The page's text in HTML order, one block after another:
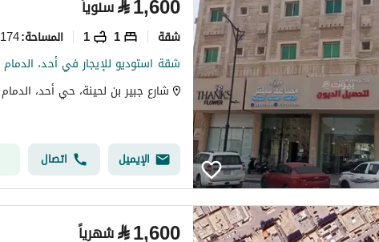
سنوياً
شقة 1
1 المساحة:174 م2
شقة استوديو للإيجار في أحد، الدمام
شارع جبير بن لحينة، حي أحد، الدمام
الإيميل اتصال
⃁1,600 شهرياً